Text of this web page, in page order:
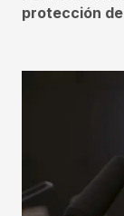
protección